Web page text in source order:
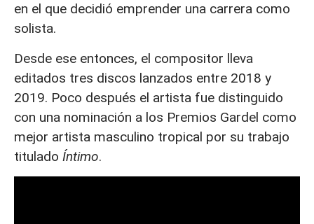
en el que decidió emprender una carrera como
solista.
Desde ese entonces, el compositor lleva
editados tres discos lanzados entre 2018 y
2019. Poco después el artista fue distinguido
con una nominación a los Premios Gardel como
mejor artista masculino tropical por su trabajo
titulado Íntimo.